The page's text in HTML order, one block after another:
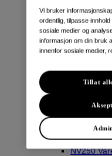
Navara
Townstar
Townstar
NV250
Vi bruker
ordentlig, tilpasse
sosiale medier og
informasjon om din bruk
innenfor sosiale medier,
Tillat